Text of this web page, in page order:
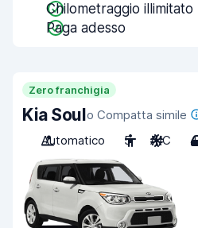
Chilometraggio illimitato
Paga adesso
Zero franchigia
Kia Soulo Compatta simile
Automatico
5 A/C 4